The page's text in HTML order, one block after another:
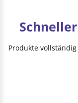
Produkte